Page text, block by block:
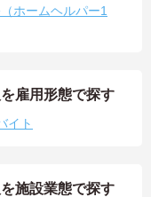
ホームヘルパー1
雇用形態で探す
イト
施設業態で探す